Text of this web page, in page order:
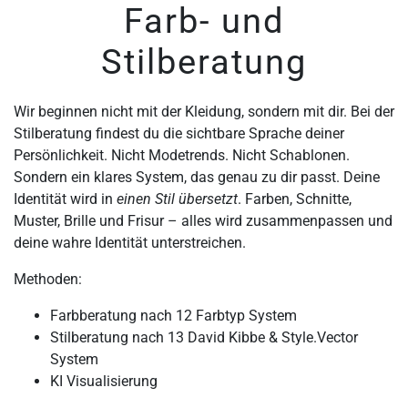
Farb- und
Stilberatung
Wir beginnen nicht mit der Kleidung, sondern mit dir. Bei der
Stilberatung findest du die sichtbare Sprache deiner
Persönlichkeit. Nicht Modetrends. Nicht Schablonen.
Sondern ein klares System, das genau zu dir passt. Deine
Identität wird in einen Stil übersetzt. Farben, Schnitte,
Muster, Brille und Frisur – alles wird zusammenpassen und
deine wahre Identität unterstreichen.
Methoden:
Farbberatung nach 12 Farbtyp System
Stilberatung nach 13 David Kibbe & Style.Vector
System
KI Visualisierung